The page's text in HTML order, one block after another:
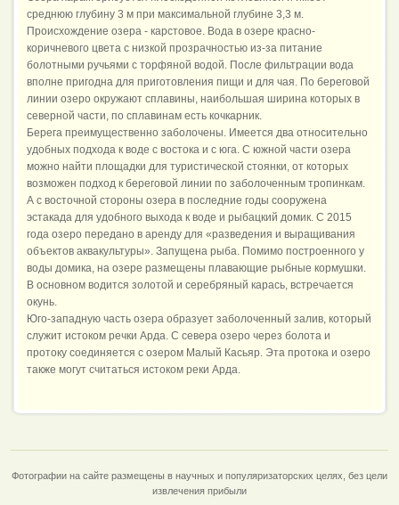
среднюю глубину 3 м при максимальной глубине 3,3 м.
Происхождение озера - карстовое. Вода в озере красно-
коричневого цвета с низкой прозрачностью из-за питание
болотными ручьями с торфяной водой. После фильтрации вода
вполне пригодна для приготовления пищи и для чая. По береговой
линии озеро окружают сплавины, наибольшая ширина которых в
северной части, по сплавинам есть кочкарник.
Берега преимущественно заболочены. Имеется два относительно
удобных подхода к воде с востока и с юга. С южной части озера
можно найти площадки для туристической стоянки, от которых
возможен подход к береговой линии по заболоченным тропинкам.
А с восточной стороны озера в последние годы сооружена
эстакада для удобного выхода к воде и рыбацкий домик. С 2015
года озеро передано в аренду для «разведения и выращивания
объектов аквакультуры». Запущена рыба. Помимо построенного у
воды домика, на озере размещены плавающие рыбные кормушки.
В основном водится золотой и серебряный карась, встречается
окунь.
Юго-западную часть озера образует заболоченный залив, который
служит истоком речки Арда. С севера озеро через болота и
протоку соединяется с озером Малый Касьяр. Эта протока и озеро
также могут считаться истоком реки Арда.
Фотографии на сайте размещены в научных и популяризаторских целях, без цели
извлечения прибыли